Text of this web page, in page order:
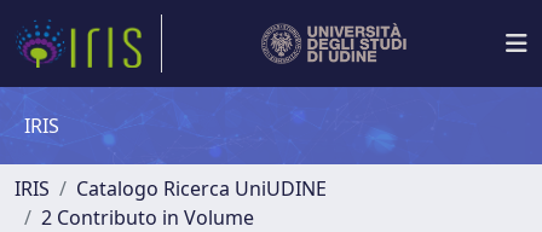
IRIS
IRIS
Catalogo Ricerca UniUDINE
2 Contributo in Volume